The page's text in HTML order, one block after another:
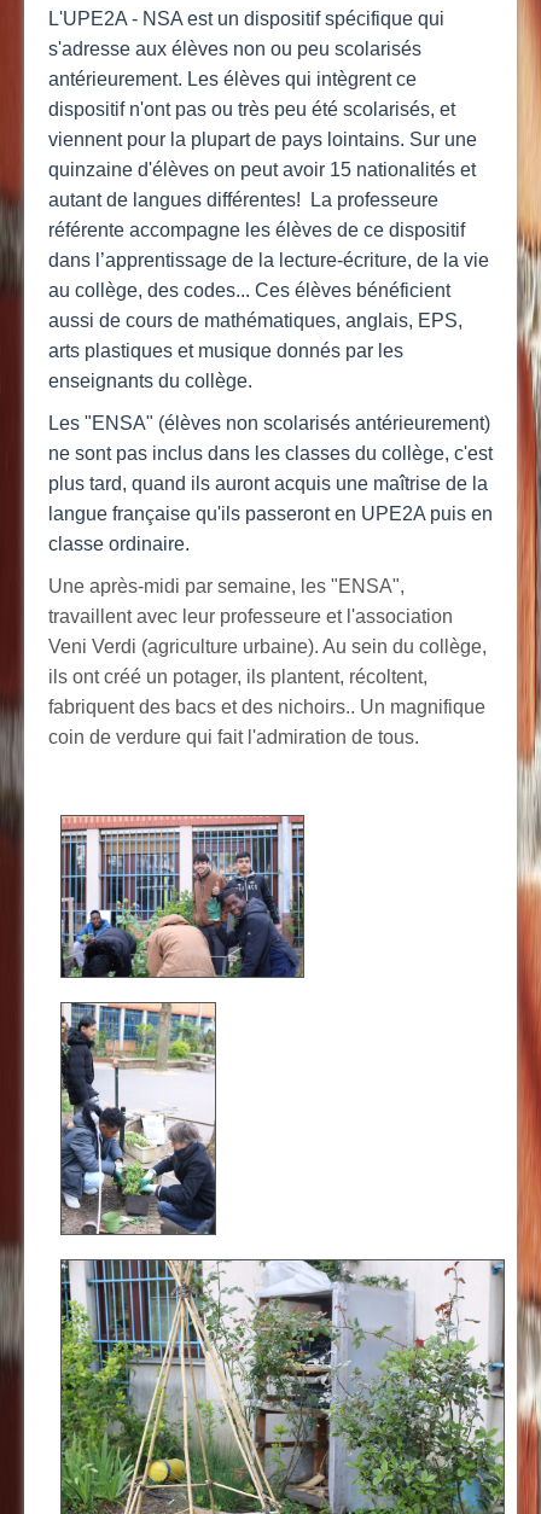
L'UPE2A - NSA est un dispositif spécifique qui
s'adresse aux élèves non ou peu scolarisés
antérieurement. Les élèves qui intègrent ce
dispositif n'ont pas ou très peu été scolarisés, et
viennent pour la plupart de pays lointains. Sur une
quinzaine d'élèves on peut avoir 15 nationalités et
autant de langues différentes! La professeure
référente accompagne les élèves de ce dispositif
dans l’apprentissage de la lecture-écriture, de la vie
au collège, des codes... Ces élèves bénéficient
aussi de cours de mathématiques, anglais, EPS,
arts plastiques et musique donnés par les
enseignants du collège.
Les "ENSA" (élèves non scolarisés antérieurement)
ne sont pas inclus dans les classes du collège, c'est
plus tard, quand ils auront acquis une maîtrise de la
langue française qu'ils passeront en UPE2A puis en
classe ordinaire.
Une après-midi par semaine, les "ENSA",
travaillent avec leur professeure et l'association
Veni Verdi (agriculture urbaine). Au sein du collège,
ils ont créé un potager, ils plantent, récoltent,
fabriquent des bacs et des nichoirs.. Un magnifique
coin de verdure qui fait l'admiration de tous.